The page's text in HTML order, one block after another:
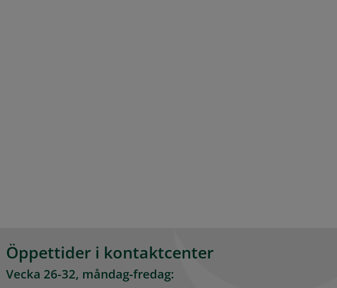
Öppettider i kontaktcenter
Vecka 26-32, måndag-fredag: